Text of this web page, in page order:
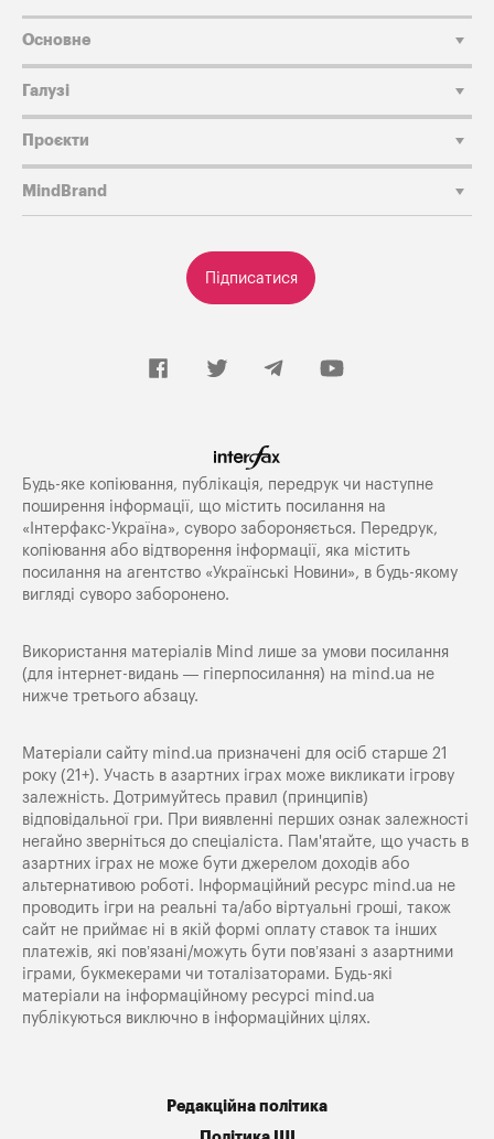
Підписатися
Основне
Галузі
Проєкти
MindBrand
Будь-яке копiювання, публiкацiя, передрук чи наступне
поширення iнформацiї, що мiстить посилання на
«Iнтерфакс-Україна», суворо забороняється. Передрук,
копіювання або відтворення інформації, яка містить
посилання на агентство «Українські Новини», в будь-якому
вигляді суворо заборонено.
Використання матеріалів Mind лише за умови посилання
(для інтернет-видань — гіперпосилання) на mind.ua не
нижче третього абзацу.
Матеріали сайту mind.ua призначені для осіб старше 21
року (21+). Участь в азартних іграх може викликати ігрову
залежність. Дотримуйтесь правил (принципів)
відповідальної гри. При виявленні перших ознак залежності
негайно зверніться до спеціаліста. Пам'ятайте, що участь в
азартних іграх не може бути джерелом доходів або
альтернативою роботі. Інформаційний ресурс mind.ua не
проводить ігри на реальні та/або віртуальні гроші, також
сайт не приймає ні в якій формі оплату ставок та інших
платежів, які пов’язані/можуть бути пов’язані з азартними
іграми, букмекерами чи тоталізаторами. Будь-які
матеріали на інформаційному ресурсі mind.ua
публікуються виключно в інформаційних цілях.
Редакційна політика